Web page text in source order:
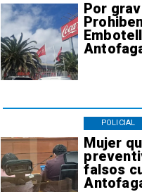
Por
Mujer
falsos
POLICIAL